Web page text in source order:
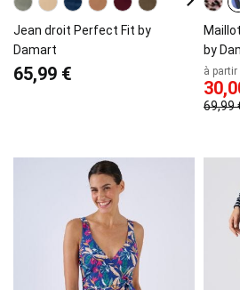
Jean droit Perfect Fit by
Damart
65,99 €
by
à partir
69,99